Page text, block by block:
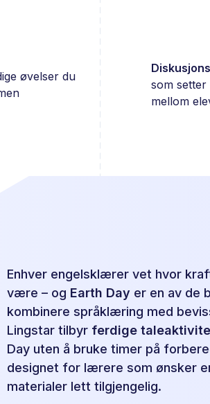
øvelser du
som setter
mellom
Enhver engelsklærer vet hvor
være – og Earth Day er en av de
kombinere språklæring med
Lingstar tilbyr ferdige
Day uten å bruke timer på
designet for lærere som ønsker
materialer lett tilgjengelig.